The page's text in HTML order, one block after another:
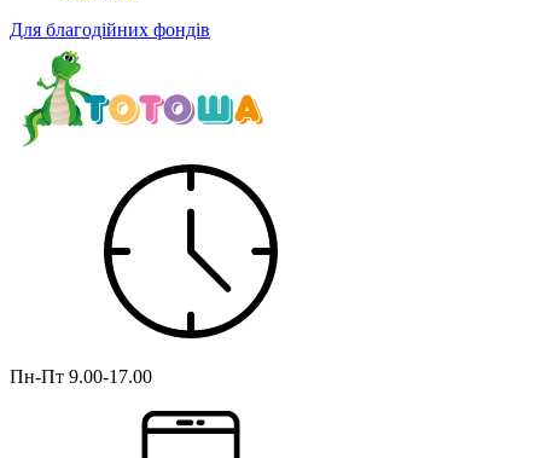
Для благодійних фондів
Пн-Пт 9.00-17.00